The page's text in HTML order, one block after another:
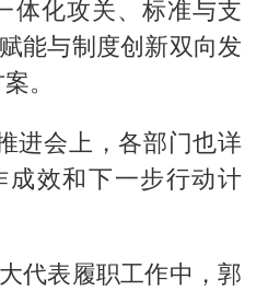
体化攻关、标准与支
能与制度创新双向发
。
进会上，各部门也详
效和下一步行动计
代表履职工作中，郭